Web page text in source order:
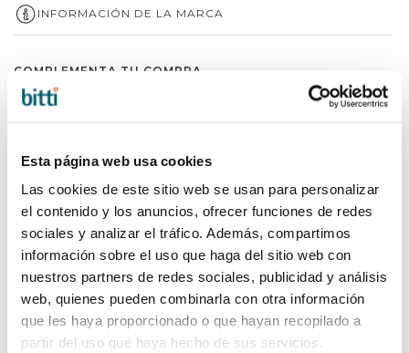
Esta página web usa cookies
Las cookies de este sitio web se usan para personalizar
el contenido y los anuncios, ofrecer funciones de redes
sociales y analizar el tráfico. Además, compartimos
información sobre el uso que haga del sitio web con
nuestros partners de redes sociales, publicidad y análisis
web, quienes pueden combinarla con otra información
que les haya proporcionado o que hayan recopilado a
partir del uso que haya hecho de sus servicios.
INFORMACIÓN DE LA MARCA
COMPLEMENTA TU COMPRA